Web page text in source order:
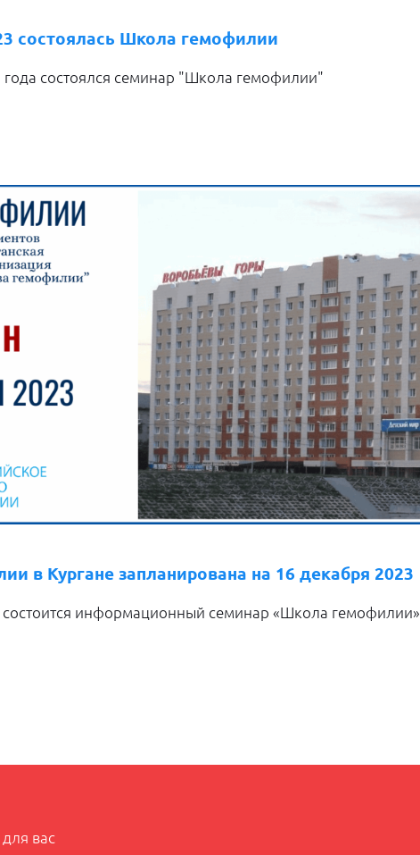
состоялась Школа гемофилии
года состоялся семинар "Школа гемофилии"
в Кургане запланирована на 16 декабря 2023
состоится информационный семинар «Школа гемофилии»
вас